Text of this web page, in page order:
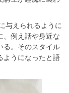
与えられるように
、例え話や身近な
る。そのスタイル
ようになったと語